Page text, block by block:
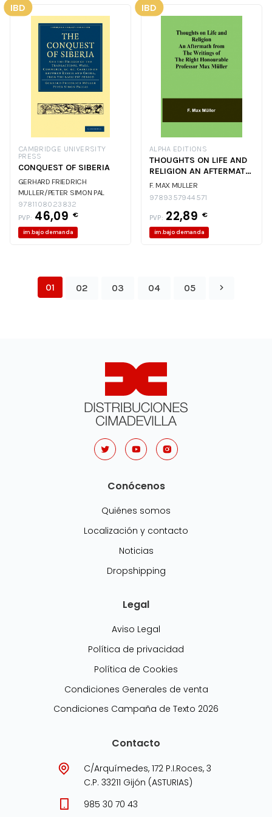
IBD
CAMBRIDGE UNIVERSITY
PRESS
CONQUEST OF SIBERIA
GERHARD FRIEDRICH
MULLER/PETER SIMON PAL
GERHARD FRIEDRICH
MULLER/PETER SIMON PAL
9781108023832
PVP: 46,09 €
im.bajo demanda
IBD
ALPHA EDITIONS
THOUGHTS ON LIFE AND
RELIGION AN AFTERMATH
FROM THE WRITINGS
F. MAX MULLER
9789357944571
PVP: 22,89 €
im.bajo demanda
01 02 03 04 05
Conócenos
Quiénes somos
Localización y contacto
Noticias
Dropshipping
Legal
Aviso Legal
Política de privacidad
Política de Cookies
Condiciones Generales de venta
Condiciones Campaña de Texto 2026
Contacto
C/Arquímedes, 172 P.I.Roces, 3
C.P. 33211 Gijón (ASTURIAS)
985 30 70 43